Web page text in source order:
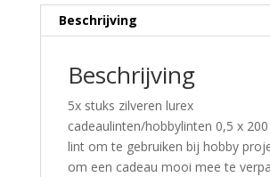
Beschrijving
Beschrijving
5x stuks zilveren lurex
cadeaulinten/hobbylinten 0,5 x
lint om te gebruiken bij hobby
om een cadeau mooi mee te